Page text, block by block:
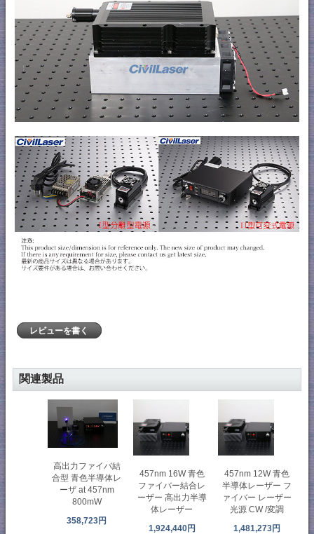
レビューを書く
関連製品
高出力ファイバ結
合型 青色半導体レ
ーザ at 457nm
800mW
358,723円
457nm 16W 青色
ファイバー結合レ
ーザー 高出力半導
体レーザー
1,924,440円
457nm 12W 青色
半導体レーザー フ
ァイバー レーザー
光源 CW /変調
1,481,273円